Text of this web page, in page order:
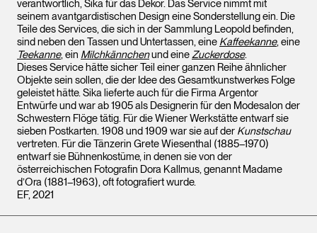
verantwortlich, Sika für das Dekor. Das Service nimmt mit
seinem avantgardistischen Design eine Sonderstellung ein. Die
Teile des Services, die sich in der Sammlung Leopold befinden,
sind neben den Tassen und Untertassen, eine Kaffeekanne, eine
Teekanne, ein Milchkännchenund eineZuckerdose.
Dieses Service hätte sicher Teil einer ganzen Reihe ähnlicher
Objekte sein sollen, die der Idee des Gesamtkunstwerkes Folge
geleistet hätte. Sika lieferte auch für die Firma Argentor
Entwürfe und war ab 1905 als Designerin für den Modesalon der
Schwestern Flöge tätig. Für die Wiener Werkstätte entwarf sie
sieben Postkarten. 1908 und 1909 war sie auf der Kunstschau
vertreten. Für die Tänzerin Grete Wiesenthal (1885–1970)
entwarf sie Bühnenkostüme, in denen sie von der
österreichischen Fotografin Dora Kallmus, genannt Madame
d’Ora (1881–1963), oft fotografiert wurde.
EF, 2021